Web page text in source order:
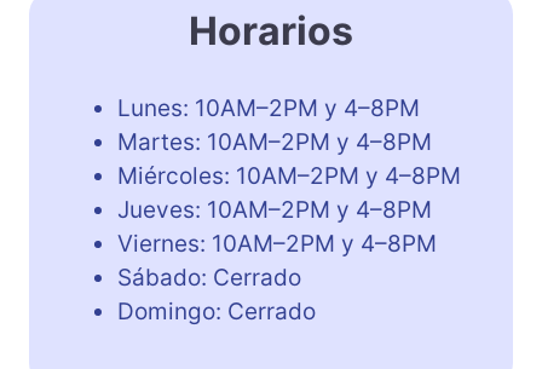
Horarios
Lunes: 10AM–2PM y 4–8PM
Martes: 10AM–2PM y 4–8PM
Miércoles: 10AM–2PM y 4–8PM
Jueves: 10AM–2PM y 4–8PM
Viernes: 10AM–2PM y 4–8PM
Sábado: Cerrado
Domingo: Cerrado